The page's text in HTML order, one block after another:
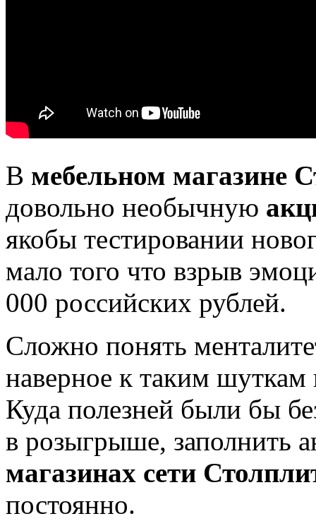
В мебельном магазине
довольно необычную
якобы тестировании
мало того что взрыв
000 российских рублей.
Сложно понять
наверное к таким
Куда полезней были бы
в розыгрыше, заполнить
магазинах сети
постоянно.